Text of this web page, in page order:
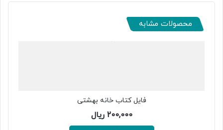
محصولات مشابه
فایل کتاب خانه بهشتی
200,000 ریال